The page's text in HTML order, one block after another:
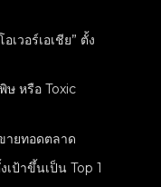
เวอร์เอเชีย” ตั้ง
ษ หรือ Toxic
ายทอดตลาด
เป้าขึ้นเป็น Top 1